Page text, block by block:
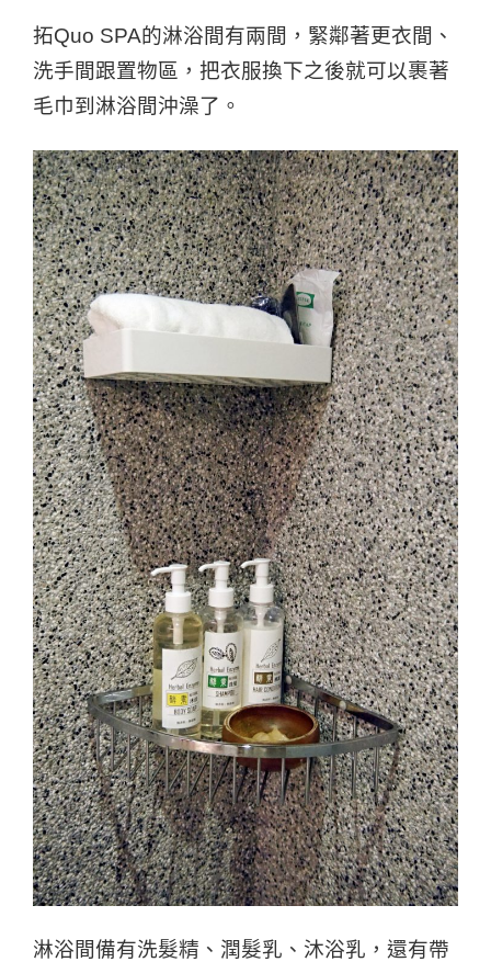
拓Quo SPA的淋浴間有兩間，緊鄰著更衣間、
洗手間跟置物區，把衣服換下之後就可以裹著
毛巾到淋浴間沖澡了。
淋浴間備有洗髮精、潤髮乳、沐浴乳，還有帶